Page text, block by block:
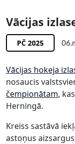
Vācijas
PČ 2025
Vācijas hokeja
nosaucis
čempionātam,
Herningā.
Kreiss sastāvā
astoņus